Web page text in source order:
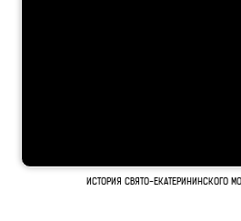
ИСТОРИЯ СВЯТО-ЕКАТЕРИНИНСКОГО